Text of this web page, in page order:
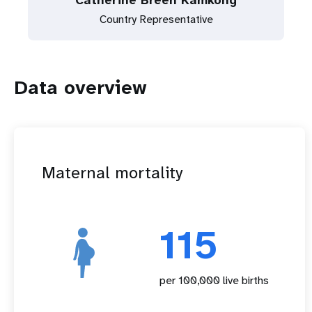
Country Representative
Data overview
Maternal mortality
115
per 100,000 live births